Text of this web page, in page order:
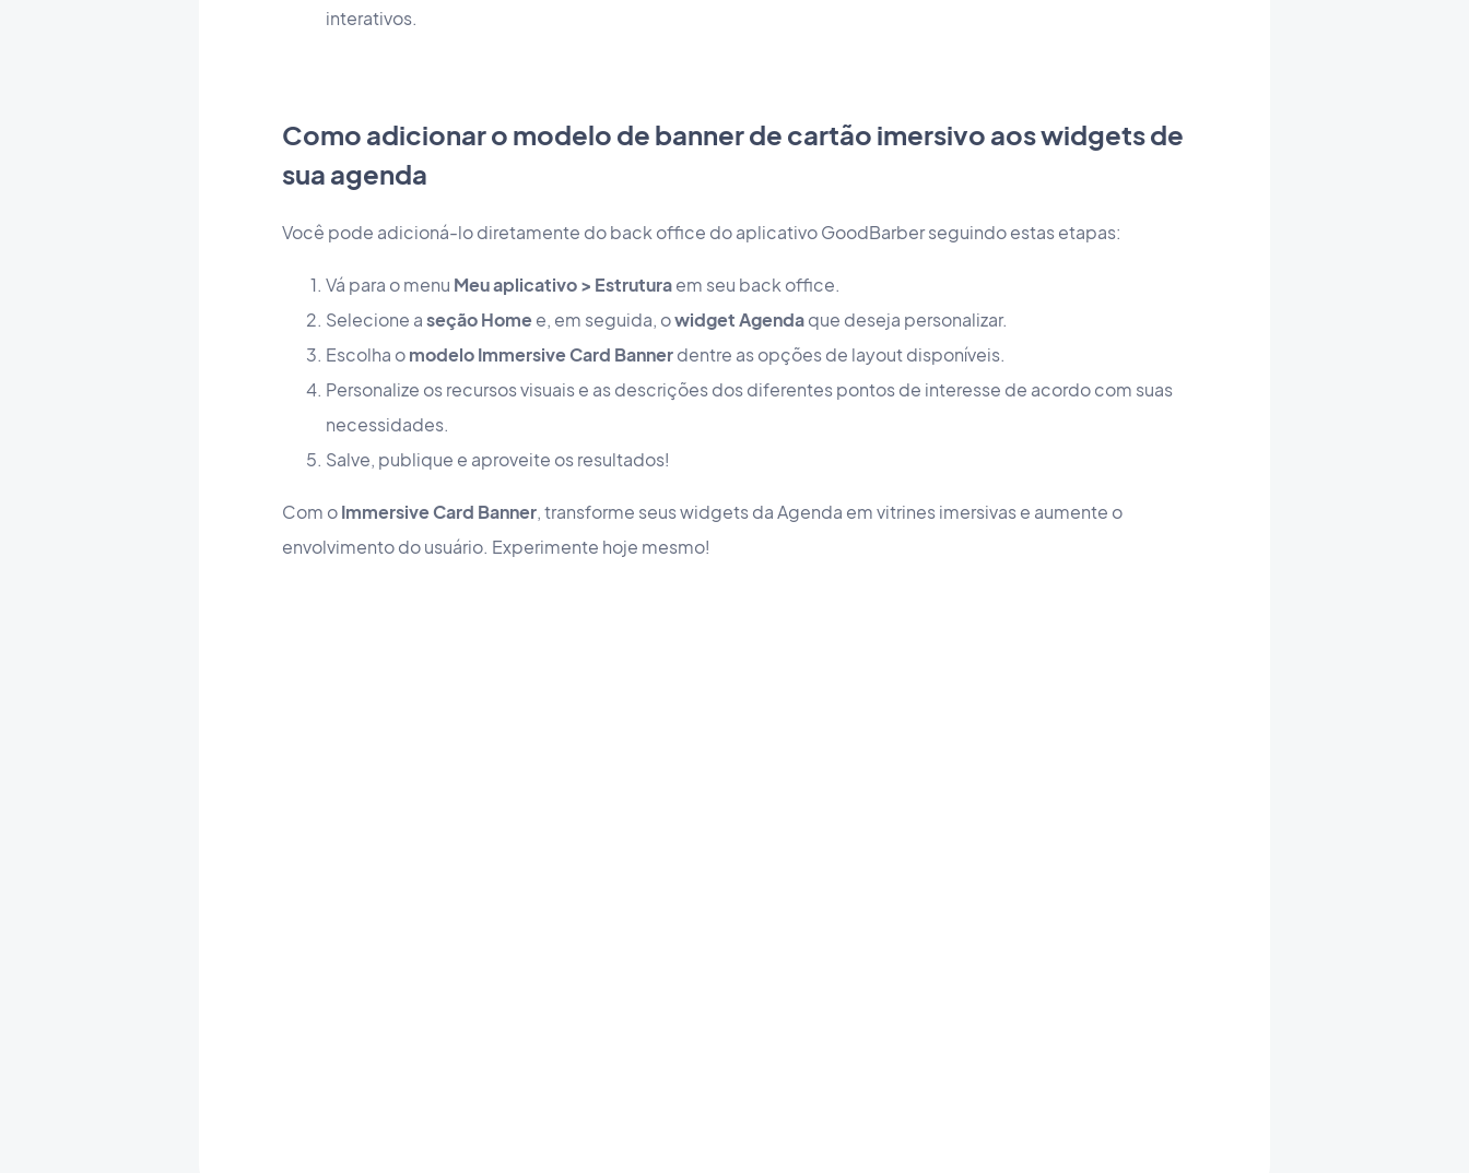
interativos.
Como adicionar o modelo de banner de cartão imersivo aos widgets de
sua agenda
Você pode adicioná-lo diretamente do back office do aplicativo GoodBarber seguindo estas etapas:
Vá para o menu Meu aplicativo > Estruturaem seu back office.
Selecione aseção Homee, em seguida, owidget Agendaque deseja personalizar.
Escolha omodelo Immersive Card Bannerdentre as opções de layout disponíveis.
Personalize os recursos visuais e as descrições dos diferentes pontos de interesse de acordo com suas
necessidades.
Salve, publique e aproveite os resultados!
Com oImmersive Card Banner, transforme seus widgets da Agenda em vitrines imersivas e aumente o
envolvimento do usuário. Experimente hoje mesmo!